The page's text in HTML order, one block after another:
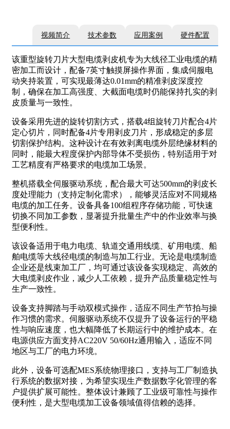
视频简介 技术参数 应用案例 硬件配置
该重型旋转刀片大型电缆剥皮机专为大线径工业电缆的精
密加工而设计，配备7英寸触摸屏操作界面，集成伺服电
动夹持装置，可实现最薄达0.01mm的精准剥皮深度控
制，确保在加工高强度、大截面电缆时仍能保持扎实的剥
皮质量与一致性。
设备采用先进的旋转切割方式，搭载4组旋转刀片配合4片
定心切片，同时配备4片专用剥皮刀片，形成稳定的多层
切割保护结构。这种设计在有效剥离电缆外层绝缘材料的
同时，能最大程度保护内部导体不受损伤，特别适用于对
工艺精度有严格要求的电缆加工场景。
整机搭载全伺服驱动系统，配合最大可达500mm的剥皮长
度处理能力（支持定制化需求），能够灵活应对不同规格
电缆的加工任务。设备具备100组程序存储功能，可快速
切换不同加工参数，显著提升批量生产中的作业效率与换
型便利性。
该设备适用于电力电缆、轨道交通用线缆、矿用电缆、船
舶电缆等大线径电缆的制造与加工行业。无论是电缆制造
企业还是线束加工厂，均可通过该设备实现稳定、高效的
大电缆剥皮作业，减少人工依赖，提升产品质量稳定性与
生产一致性。
设备支持脚踏与手动双模式操作，适应不同生产节拍与操
作习惯的需求。伺服驱动系统不仅提升了设备运行的平稳
性与响应速度，也大幅降低了长期运行中的维护成本。在
电源供应方面支持AC220V 50/60Hz通用输入，适应不同
地区与工厂的电力环境。
此外，设备可选配MES系统物理接口，支持与工厂制造执
行系统的数据对接，为希望实现生产数据数字化管理的客
户提供扩展可能性。整体设计兼顾了工业级可靠性与操作
便利性，是大型电缆加工设备领域值得信赖的选择。